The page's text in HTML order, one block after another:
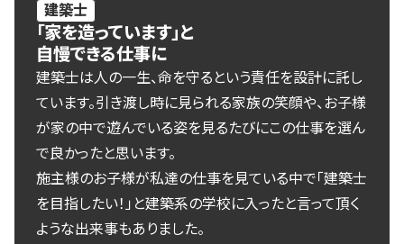
建築士
「家を造っています」と
自慢できる仕事に
建築士は人の一生、命を守るという責任を設計に託し
ています。引き渡し時に見られる家族の笑顔や、お子様
が家の中で遊んでいる姿を見るたびにこの仕事を選ん
で良かったと思います。
施主様のお子様が私達の仕事を見ている中で「建築士
を目指したい！」と建築系の学校に入ったと言って頂く
ような出来事もありました。